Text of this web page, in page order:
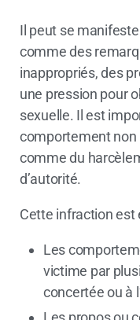
Il peut se
comme des
inappropriés, des
une pression pour
sexuelle. Il est
comportement non
comme du
d’autorité.
Cette infraction est
Les
victime par
concertée ou à